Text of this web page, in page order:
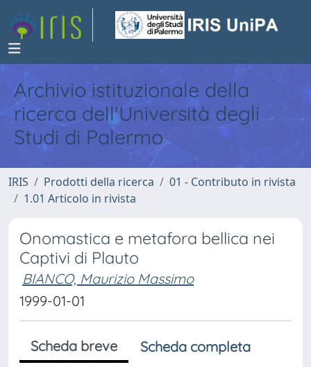
Archivio istituzionale della
ricerca dell'Università degli
Studi di Palermo
IRIS Prodotti della ricerca
01 - Contributo in rivista
1.01 Articolo in rivista
Onomastica e metafora bellica nei
Captivi di Plauto
BIANCO, Maurizio Massimo
1999-01-01
Scheda breve
Scheda completa